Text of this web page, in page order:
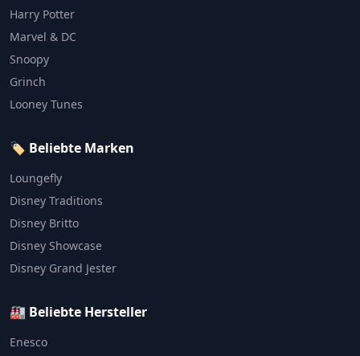
Harry Potter
Marvel & DC
Snoopy
Grinch
Looney Tunes
🏷️ Beliebte Marken
Loungefly
Disney Traditions
Disney Britto
Disney Showcase
Disney Grand Jester
🏭 Beliebte Hersteller
Enesco